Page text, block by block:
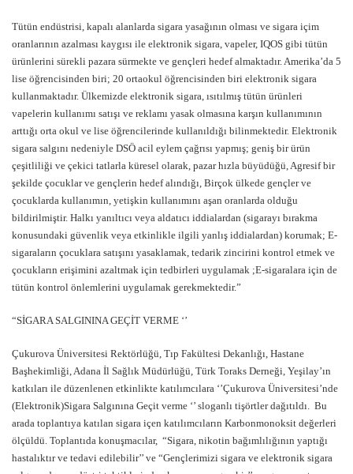
Tütün endüstrisi, kapalı alanlarda sigara yasağının olması ve sigara içim
oranlarının azalması kaygısı ile elektronik sigara, vapeler, IQOS gibi tütün
ürünlerini sürekli pazara sürmekte ve gençleri hedef almaktadır. Amerika’da 5
lise öğrencisinden biri; 20 ortaokul öğrencisinden biri elektronik sigara
kullanmaktadır. Ülkemizde elektronik sigara, ısıtılmış tütün ürünleri
vapelerin kullanımı satışı ve reklamı yasak olmasına karşın kullanımının
arttığı orta okul ve lise öğrencilerinde kullanıldığı bilinmektedir. Elektronik
sigara salgını nedeniyle DSÖ acil eylem çağrısı yapmış; geniş bir ürün
çeşitliliği ve çekici tatlarla küresel olarak, pazar hızla büyüdüğü, Agresif bir
şekilde çocuklar ve gençlerin hedef alındığı, Birçok ülkede gençler ve
çocuklarda kullanımın, yetişkin kullanımını aşan oranlarda olduğu
bildirilmiştir. Halkı yanıltıcı veya aldatıcı iddialardan (sigarayı bırakma
konusundaki güvenlik veya etkinlikle ilgili yanlış iddialardan) korumak; E-
sigaraların çocuklara satışını yasaklamak, tedarik zincirini kontrol etmek ve
çocukların erişimini azaltmak için tedbirleri uygulamak ;E-sigaralara için de
tütün kontrol önlemlerini uygulamak gerekmektedir.”
“SİGARA SALGININA GEÇİT VERME ‘’
Çukurova Üniversitesi Rektörlüğü, Tıp Fakültesi Dekanlığı, Hastane
Başhekimliği, Adana İl Sağlık Müdürlüğü, Türk Toraks Derneği, Yeşilay’ın
katkıları ile düzenlenen etkinlikte katılımcılara ‘’Çukurova Üniversitesi’nde
(Elektronik)Sigara Salgınına Geçit verme ‘’ sloganlı tişörtler dağıtıldı. Bu
arada toplantıya katılan sigara içen katılımcıların Karbonmonoksit değerleri
ölçüldü. Toplantıda konuşmacılar, “Sigara, nikotin bağımlılığının yaptığı
hastalıktır ve tedavi edilebilir’’ ve “Gençlerimizi sigara ve elektronik sigara